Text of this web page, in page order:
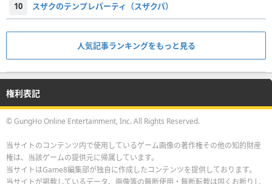
10 スザクのテンプレパーティ（スザクパ）
人気記事ランキングをもっと見る
権利表記
© GungHo Online Entertainment, Inc. All Rights Reserved.
当サイトのコンテンツ内で使用しているゲーム画像の著作権その他の知的財産
権は、当該ゲームの提供元に帰属しています。
当サイトはGame8編集部が独自に作成したコンテンツを提供しております。